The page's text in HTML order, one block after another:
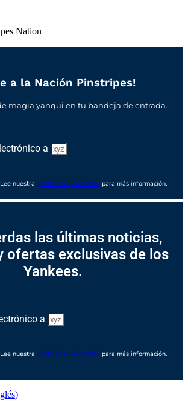
Nation
a la Nación Pinstripes!
magia yanqui en tu bandeja de entrada.
a
nuestra política de privacidad para más información.
las últimas noticias,
ofertas exclusivas de los
Yankees.
a
nuestra política de privacidad para más información.
)